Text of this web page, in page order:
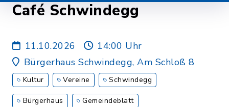
Café Schwindegg
11.10.2026
14:00 Uhr
Bürgerhaus Schwindegg, Am Schloß 8
Kultur Vereine Schwindegg
Bürgerhaus Gemeindeblatt